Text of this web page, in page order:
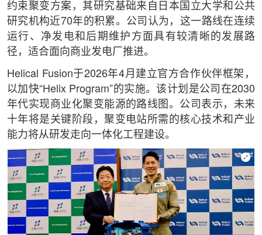
约束聚变方案，其研究基础来自日本国立大学和公共
研究机构近70年的积累。公司认为，这一路线在连续
运行、净发电和后期维护方面具有较清晰的发展路
径，适合面向商业发电厂推进。
Helical Fusion于2026年4月建立官方合作伙伴框架，
以加快“Helix Program”的实施。该计划是公司在2030
年代实现商业化聚变能源的路线图。公司表示，未来
十年将是关键阶段，聚变电站所需的核心技术和产业
能力将从研发走向一体化工程建设。